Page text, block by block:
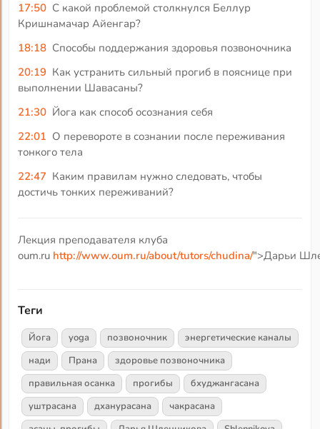
17:50 С какой проблемой столкнулся Беллур
Кришнамачар Айенгар?
18:18 Способы поддержания здоровья позвоночника
20:19 Как устранить сильный прогиб в пояснице при
выполнении Шавасаны?
21:30 Йога как способ осознания себя
22:01 О перевороте в сознании после переживания
тонкого тела
22:47 Каким правилам нужно следовать, чтобы
достичь тонких переживаний?
Лекция преподавателя клуба
oum.ru http://www.oum.ru/about/tutors/chudina/">Дарьи
Теги
Йога yoga позвоночник
энергетические каналы
нади
Прана
здоровье позвоночника
правильная осанка
прогибы
бхуджангасана
уштрасана
дханурасана
чакрасана